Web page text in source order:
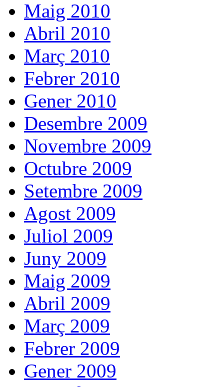
Maig 2010
Abril 2010
Març 2010
Febrer 2010
Gener 2010
Desembre 2009
Novembre 2009
Octubre 2009
Setembre 2009
Agost 2009
Juliol 2009
Juny 2009
Maig 2009
Abril 2009
Març 2009
Febrer 2009
Gener 2009